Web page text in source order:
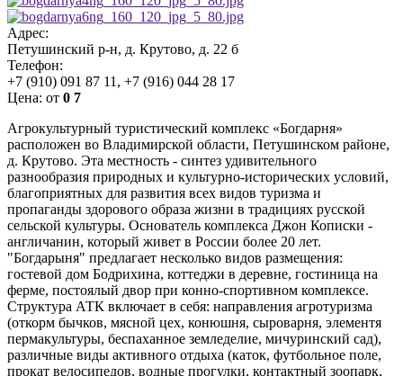
Адрес:
Петушинский р-н, д. Крутово, д. 22 б
Телефон:
+7 (910) 091 87 11, +7 (916) 044 28 17
Цена: от 0 7
Агрокультурный туристический комплекс «Богдарня»
расположен во Владимирской области, Петушинском районе,
д. Крутово. Эта местность - синтез удивительного
разнообразия природных и культурно-исторических условий,
благоприятных для развития всех видов туризма и
пропаганды здорового образа жизни в традициях русской
сельской культуры. Основатель комплекса Джон Кописки -
англичанин, который живет в России более 20 лет.
"Богдарыня" предлагает несколько видов размещения:
гостевой дом Бодрихина, коттеджи в деревне, гостиница на
ферме, постоялый двор при конно-спортивном комплексе.
Структура АТК включает в себя: направления агротуризма
(откорм бычков, мясной цех, конюшня, сыроварня, элементя
пермакультуры, беспаханное земледелие, мичуринский сад),
различные виды активного отдыха (каток, футбольное поле,
прокат велосипедов, водные прогулки, контактный зоопарк,